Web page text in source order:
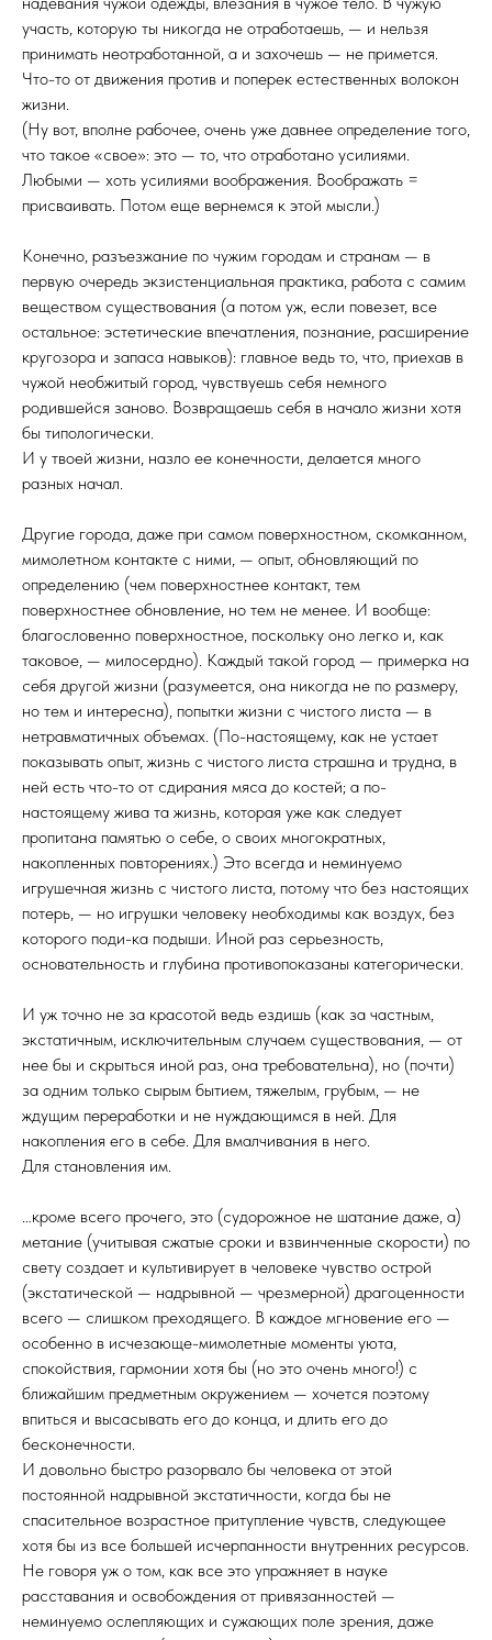
участь, которую ты никогда не отработаешь, — и нельзя
принимать неотработанной, а и захочешь — не примется.
Что-то от движения против и поперек естественных волокон
жизни.
(Ну вот, вполне рабочее, очень уже давнее определение того,
что такое «свое»: это — то, что отработано усилиями.
Любыми — хоть усилиями воображения. Воображать =
присваивать. Потом еще вернемся к этой мысли.)
Конечно, разъезжание по чужим городам и странам — в
первую очередь экзистенциальная практика, работа с самим
веществом существования (а потом уж, если повезет, все
остальное: эстетические впечатления, познание, расширение
кругозора и запаса навыков): главное ведь то, что, приехав в
чужой необжитый город, чувствуешь себя немного
родившейся заново. Возвращаешь себя в начало жизни хотя
бы типологически.
И у твоей жизни, назло ее конечности, делается много
разных начал.
Другие города, даже при самом поверхностном, скомканном,
мимолетном контакте с ними, — опыт, обновляющий по
определению (чем поверхностнее контакт, тем
поверхностнее обновление, но тем не менее. И вообще:
благословенно поверхностное, поскольку оно легко и, как
таковое, — милосердно). Каждый такой город — примерка на
себя другой жизни (разумеется, она никогда не по размеру,
но тем и интересна), попытки жизни с чистого листа — в
нетравматичных объемах. (По-настоящему, как не устает
показывать опыт, жизнь с чистого листа страшна и трудна, в
ней есть что-то от сдирания мяса до костей; а по-
настоящему жива та жизнь, которая уже как следует
пропитана памятью о себе, о своих многократных,
накопленных повторениях.) Это всегда и неминуемо
игрушечная жизнь с чистого листа, потому что без настоящих
потерь, — но игрушки человеку необходимы как воздух, без
которого поди-ка подыши. Иной раз серьезность,
основательность и глубина противопоказаны категорически.
И уж точно не за красотой ведь ездишь (как за частным,
экстатичным, исключительным случаем существования, — от
нее бы и скрыться иной раз, она требовательна), но (почти)
за одним только сырым бытием, тяжелым, грубым, — не
ждущим переработки и не нуждающимся в ней. Для
накопления его в себе. Для вмалчивания в него.
Для становления им.
…кроме всего прочего, это (судорожное не шатание даже, а)
метание (учитывая сжатые сроки и взвинченные скорости) по
свету создает и культивирует в человеке чувство острой
(экстатической — надрывной — чрезмерной) драгоценности
всего — слишком преходящего. В каждое мгновение его —
особенно в исчезающе-мимолетные моменты уюта,
спокойствия, гармонии хотя бы (но это очень много!) с
ближайшим предметным окружением — хочется поэтому
впиться и высасывать его до конца, и длить его до
бесконечности.
И довольно быстро разорвало бы человека от этой
постоянной надрывной экстатичности, когда бы не
спасительное возрастное притупление чувств, следующее
хотя бы из все большей исчерпанности внутренних ресурсов.
Не говоря уж о том, как все это упражняет в науке
расставания и освобождения от привязанностей —
неминуемо ослепляющих и сужающих поле зрения, даже